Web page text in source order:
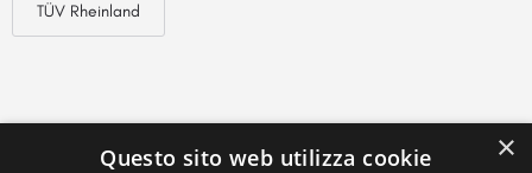
TÜV Rheinland
×
Questo sito web utilizza cookie